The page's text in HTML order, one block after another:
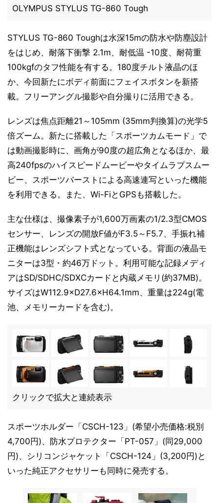
OLYMPUS STYLUS TG-860 Tough
STYLUS TG-860 Toughは水深15mの防水や防塵設計
をはじめ、耐落下衝撃 2.1m、耐低温 -10度、耐荷重
100kgfのタフ性能を有する。180度チルト液晶のほ
か、今回新たにボディ前面にフェイスボタンを新搭
載。フリーアングル撮影や自分撮りに活用できる。
レンズは焦点距離21～105mm (35mm判換算)の光学5
倍ズーム。新たに搭載した「スポーツカムモード」で
は動画撮影時に、画角が90度の超広角となるほか、最
高240fpsのハイスピードムービーやタイムラプスムー
ビー、スポーツバーストによる高速連写といった機能
を利用できる。また、Wi-FiとGPSも搭載した。
主な仕様は、撮像素子が1,600万画素の1/2.3型CMOS
センサー、レンズの開放F値がF3.5～F5.7、手振れ補
正機能はレンズシフト式となっている。背面の液晶モ
ニターは3型・約46万ドット。利用可能な記録メディ
アはSD/SDHC/SDXCカードと内蔵メモリ(約37MB)。
サイズはW112.9×D27.6×H64.1mm、重量は224g(電
池、メモリーカードを含む)。
クリックで拡大と連続表示
スポーツホルダー「CSCH-123」(希望小売価格:税別
4,700円)、防水プロテクター「PT-057」(同29,000
円)、シリコンジャケット「CSCH-124」(3,200円)と
いった純正アクセサリーも同時に発売する。